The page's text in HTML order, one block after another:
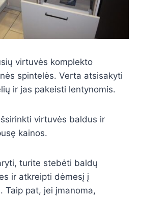
virtuvės komplekto
spintelės. Verta atsisakyti
ir jas pakeisti lentynomis.
virtuvės baldus ir
kainos.
turite stebėti baldų
ir atkreipti dėmesį į
Taip pat, jei įmanoma,